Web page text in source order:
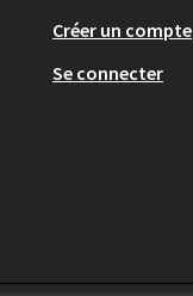
Créer un compte
Se connecter